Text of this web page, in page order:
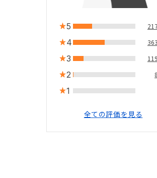
5
4
3
2
1
全ての評価を見る